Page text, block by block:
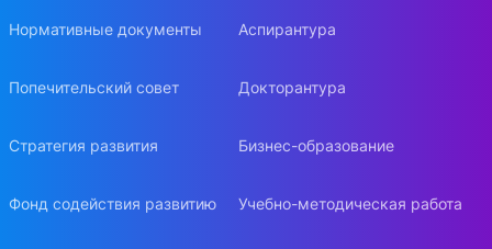
Нормативные документы
Попечительский совет
Стратегия развития
Фонд содействия развитию
Аспирантура
Докторантура
Бизнес-образование
Учебно-методическая работа